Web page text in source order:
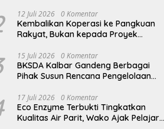
Sisik Haram
12 Juli 2026 0 Komentar
Kembalikan Koperasi ke Pangkuan
Rakyat, Bukan kepada Proyek
15 Juli 2026 0 Komentar
BKSDA Kalbar Gandeng Berbagai
Pihak Susun Rencana Pengelolaan
Karimata 2027-2036
17 Juli 2026 0 Komentar
Eco Enzyme Terbukti Tingkatkan
Kualitas Air Parit, Wako Ajak Pelajar